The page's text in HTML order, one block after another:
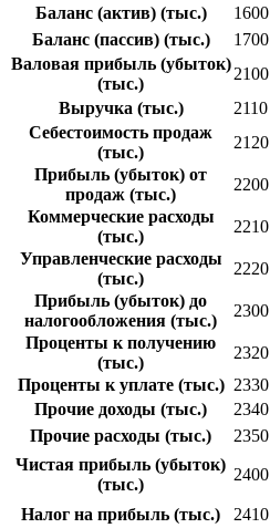
Баланс (актив) (тыс.)
1600
Баланс (пассив) (тыс.) 1700
Валовая прибыль (убыток)
(тыс.)
2100
Выручка (тыс.)
2110
Себестоимость продаж
(тыс.)
2120
Прибыль (убыток) от
продаж (тыс.)
2200
Коммерческие расходы
(тыс.)
2210
Управленческие расходы
(тыс.)
2220
Прибыль (убыток) до
налогообложения (тыс.)
2300
Проценты к получению
(тыс.)
2320
Проценты к уплате (тыс.) 2330
Прочие доходы (тыс.)
2340
Прочие расходы (тыс.) 2350
Чистая прибыль (убыток)
(тыс.)
2400
Налог на прибыль (тыс.) 2410